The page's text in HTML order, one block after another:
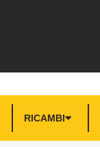
RICAMBI